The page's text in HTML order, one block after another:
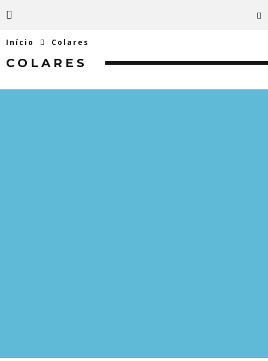
Início Colares
COLARES